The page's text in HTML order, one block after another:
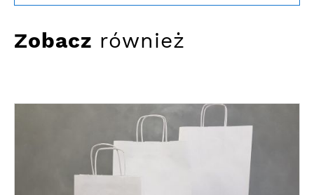
Zobacz również